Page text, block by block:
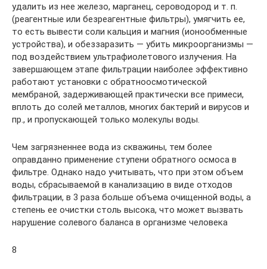
удалить из нее железо, марганец, сероводород и т. п.
(реагентные или безреагентные фильтры), умягчить ее,
то есть вывести соли кальция и магния (ионообменные
устройства), и обеззаразить — убить микроорганизмы —
под воздействием ультрафиолетового излучения. На
завершающем этапе фильтрации наиболее эффективно
работают установки с обратноосмотической
мембраной, задерживающей практически все примеси,
вплоть до солей металлов, многих бактерий и вирусов и
пр., и пропускающей только молекулы воды.
Чем загрязненнее вода из скважины, тем более
оправданно применение ступени обратного осмоса в
фильтре. Однако надо учитывать, что при этом объем
воды, сбрасываемой в канализацию в виде отходов
фильтрации, в 3 раза больше объема очищенной воды, а
степень ее очистки столь высока, что может вызвать
нарушение солевого баланса в организме человека
8